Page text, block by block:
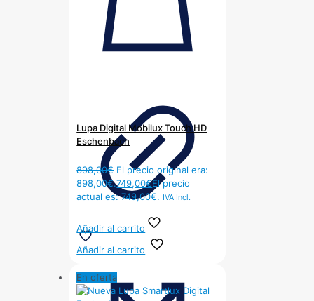
Lupa Digital Mobilux Touch HD
Eschenbach
898,00€ El precio original era:
898,00€.749,00€El precio
actual es: 749,00€. IVA Incl.
Añadir al carrito
Añadir al carrito
En oferta